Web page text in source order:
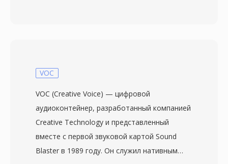
использует это расширение. M4A с AAC-
звука, чем MP3 при том же битрейте,
благодаря улучшенной спектральной
репликации, временному формированию
шума и усовершенствованной
психоакустической модели.
VOC
VOC (Creative Voice) — цифровой
аудиоконтейнер, разработанный компанией
Creative Technology и представленный
вместе с первой звуковой картой Sound
Blaster в 1989 году. Он служил нативным